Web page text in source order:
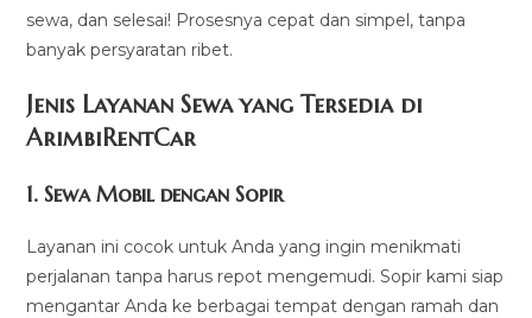
sewa, dan selesai! Prosesnya cepat dan simpel, tanpa
banyak persyaratan ribet.
Jenis Layanan Sewa yang Tersedia di
ArimbiRentCar
1.Sewa Mobil dengan Sopir
Layanan ini cocok untuk Anda yang ingin menikmati
perjalanan tanpa harus repot mengemudi. Sopir kami siap
mengantar Anda ke berbagai tempat dengan ramah dan